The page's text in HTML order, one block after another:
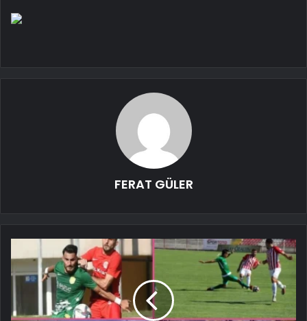
FERAT GÜLER